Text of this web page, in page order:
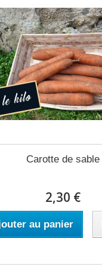
Carotte de sable
2,30 €
au panier